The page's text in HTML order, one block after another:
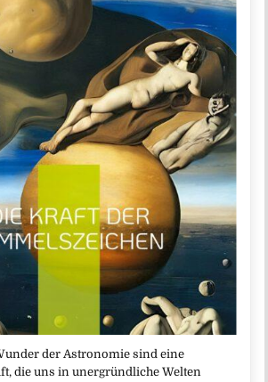
der Astronomie sind eine
die uns in unergründliche Welten